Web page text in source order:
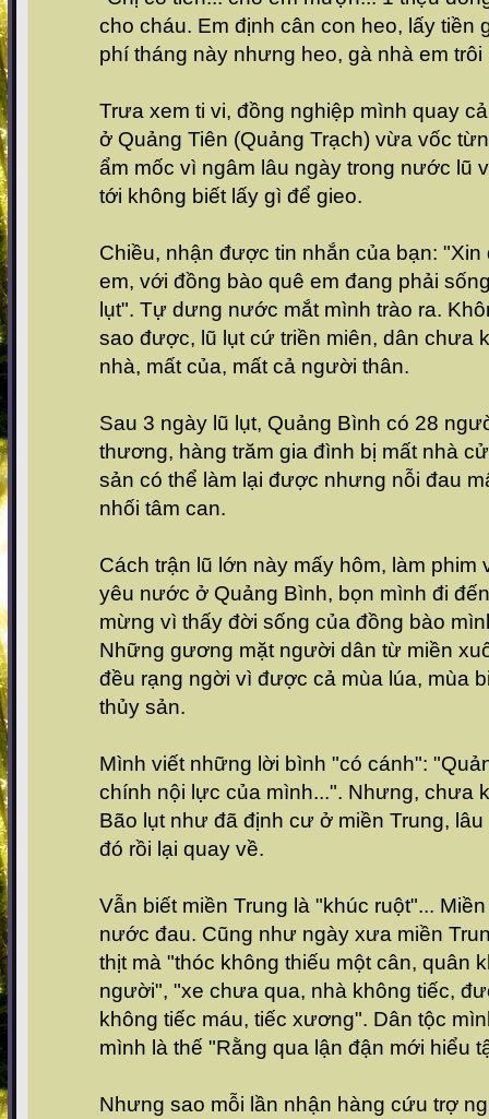
cho cháu. Em định cân con heo, lấy tiền
phí tháng này nhưng heo, gà nhà em trôi
Trưa xem ti vi, đồng nghiệp mình quay
ở Quảng Tiên (Quảng Trạch) vừa vốc
ẩm mốc vì ngâm lâu ngày trong nước lũ
tới không biết lấy gì để gieo.
Chiều, nhận được tin nhắn của bạn:
em, với đồng bào quê em đang phải
lụt". Tự dưng nước mắt mình trào ra.
sao được, lũ lụt cứ triền miên, dân chưa
nhà, mất của, mất cả người thân.
Sau 3 ngày lũ lụt, Quảng Bình có 28
thương, hàng trăm gia đình bị mất nhà
sản có thể làm lại được nhưng nỗi đau
nhối tâm can.
Cách trận lũ lớn này mấy hôm, làm phim
yêu nước ở Quảng Bình, bọn mình đi
mừng vì thấy đời sống của đồng bào
Những gương mặt người dân từ miền
đều rạng ngời vì được cả mùa lúa, mùa
thủy sản.
Mình viết những lời bình "có cánh":
chính nội lực của mình...". Nhưng, chưa
Bão lụt như đã định cư ở miền Trung,
đó rồi lại quay về.
Vẫn biết miền Trung là "khúc ruột"...
nước đau. Cũng như ngày xưa miền
thịt mà "thóc không thiếu một cân, quân
người", "xe chưa qua, nhà không tiếc,
không tiếc máu, tiếc xương". Dân tộc
mình là thế "Rằng qua lận đận mới hiểu
Nhưng sao mỗi lần nhận hàng cứu trợ